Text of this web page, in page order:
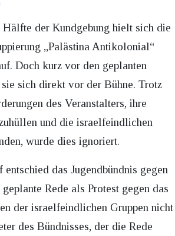
Hälfte der Kundgebung hielt sich die
„Palästina Antikolonial“
Doch kurz vor den geplanten
sich direkt vor der Bühne. Trotz
des Veranstalters, ihre
und die israelfeindlichen
wurde dies ignoriert.
das Jugendbündnis gegen
Rede als Protest gegen das
der israelfeindlichen Gruppen nicht
des Bündnisses, der die Rede